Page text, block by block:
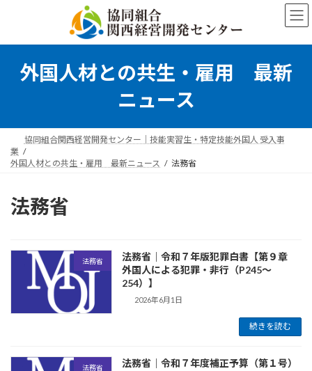
ン
プ
ー
動
外国人材との共生・雇用 最新
ニュース
協同組合関西経営開発センター｜技能実習生・特定技能外国人 受入事
業
外国人材との共生・雇用 最新ニュース
法務省
法務省
法務省
法務省｜令和７年版犯罪白書【第９章
外国人による犯罪・非行（P245～
254）】
2026年6月1日
続きを読む
法務省
法務省｜令和７年度補正予算（第１号）